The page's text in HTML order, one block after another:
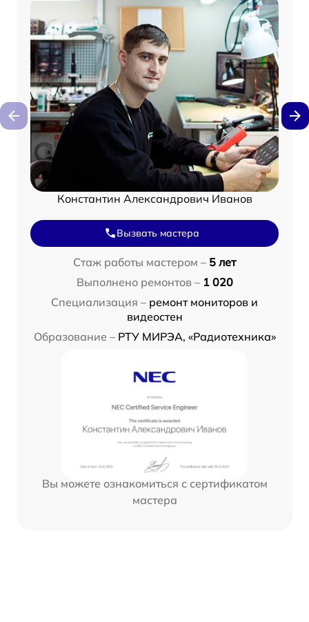
Константин Александрович Иванов
Вызвать мастера
Стаж работы мастером – 5 лет
Выполнено ремонтов – 1 020
Специализация – ремонт мониторов и
видеостен
Образование – РТУ МИРЭА, «Радиотехника»
Вы можете ознакомиться с сертификатом
мастера